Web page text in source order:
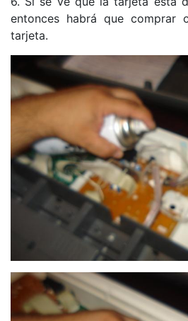
entonces habrá que comprar
tarjeta.